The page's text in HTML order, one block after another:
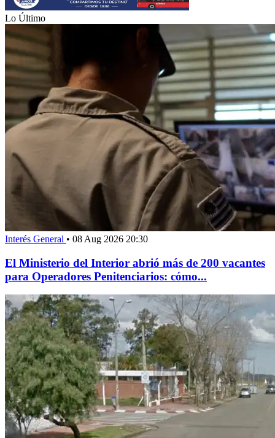
Lo Último
Interés General • 08 Aug 2026 20:30
El Ministerio del Interior abrió más de 200 vacantes
para Operadores Penitenciarios: cómo...